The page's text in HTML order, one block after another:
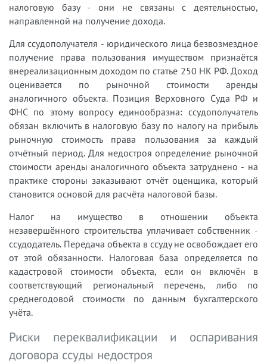
налоговую базу - они не связаны с деятельностью,
направленной на получение дохода.
Для ссудополучателя - юридического лица безвозмездное
получение права пользования имуществом признаётся
внереализационным доходом по статье 250 НК РФ. Доход
оценивается по рыночной стоимости аренды
аналогичного объекта. Позиция Верховного Суда РФ и
ФНС по этому вопросу единообразна: ссудополучатель
обязан включить в налоговую базу по налогу на прибыль
рыночную стоимость права пользования за каждый
отчётный период. Для недостроя определение рыночной
стоимости аренды аналогичного объекта затруднено - на
практике стороны заказывают отчёт оценщика, который
становится основой для расчёта налоговой базы.
Налог на имущество в отношении объекта
незавершённого строительства уплачивает собственник -
ссудодатель. Передача объекта в ссуду не освобождает его
от этой обязанности. Налоговая база определяется по
кадастровой стоимости объекта, если он включён в
соответствующий региональный перечень, либо по
среднегодовой стоимости по данным бухгалтерского
учёта.
Риски переквалификации и оспаривания
договора ссуды недостроя